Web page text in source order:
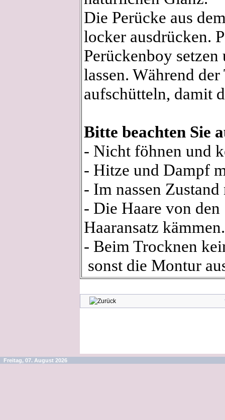
Die Perücke aus
locker ausdrücken.
Perückenboy
lassen. Während
aufschütteln, damit
Bitte beachten Sie
- Nicht föhnen und
- Hitze und Dampf
- Im nassen
- Die Haare von
Haaransatz kämmen.
- Beim Trocknen
sonst die Montur
Freitag, 07. August 2026